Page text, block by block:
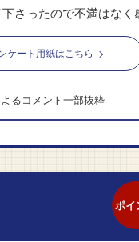
さったので不満はな
ケート用紙はこちら
ポイ